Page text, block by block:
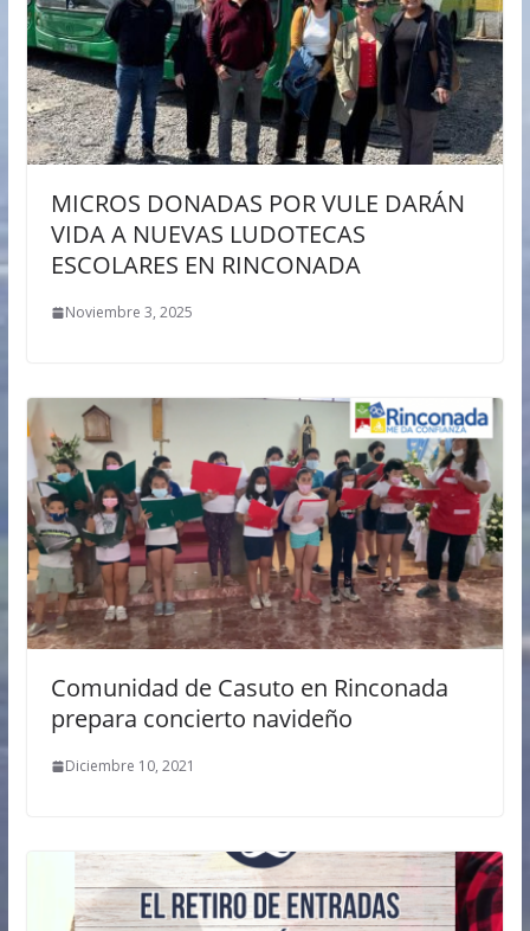
MICROS DONADAS POR VULE DARÁN
VIDA A NUEVAS LUDOTECAS
ESCOLARES EN RINCONADA
Noviembre 3, 2025
Comunidad de Casuto en Rinconada
prepara concierto navideño
Diciembre 10, 2021